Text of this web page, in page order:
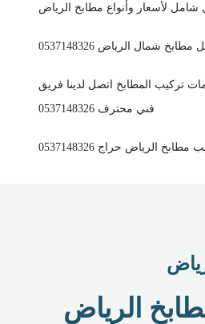
شامل لأسعار وأنواع مطابخ الرياض
شمال الرياض 0537148326
تركيب المطابخ اتصل لدينا فريق
فني محترف 0537148326
مطابخ الرياض حراج 0537148326
الرياض